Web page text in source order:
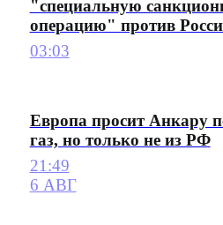
"специальную
операцию" против
03:03
Европа просит Анкару
газ, но только не из РФ
21:49
6 АВГ